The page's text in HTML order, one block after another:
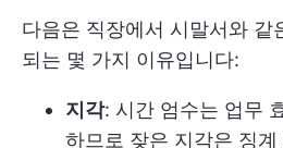
다음은 직장에서 시말서와 같
되는 몇 가지 이유입니다:
지각: 시간 엄수는 업무
하므로 잦은 지각은 징